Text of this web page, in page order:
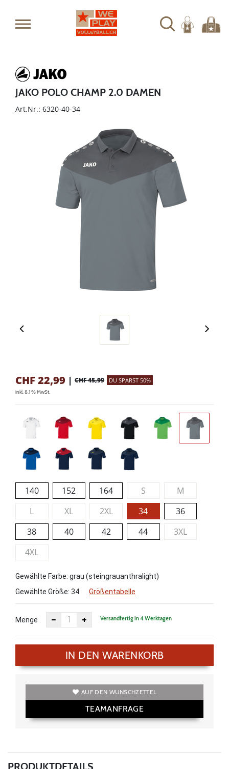
JAKO POLO CHAMP 2.0 DAMEN
Art.Nr.: 6320-40-34
CHF 22,99 | CHF 45,99 DU SPARST 50%
inkl. 8.1 % MwSt.
140 152 164 S
M
L
XL 2XL 34
36
38
40 42 44
3XL
4XL
Gewählte Farbe: grau (steingrauanthralight)
Gewählte Größe: 34 Größentabelle
Menge Versandfertig in 4 Werktagen
IN DEN WARENKORB
AUF DEN WUNSCHZETTEL
TEAMANFRAGE
PRODUKTDETAILS